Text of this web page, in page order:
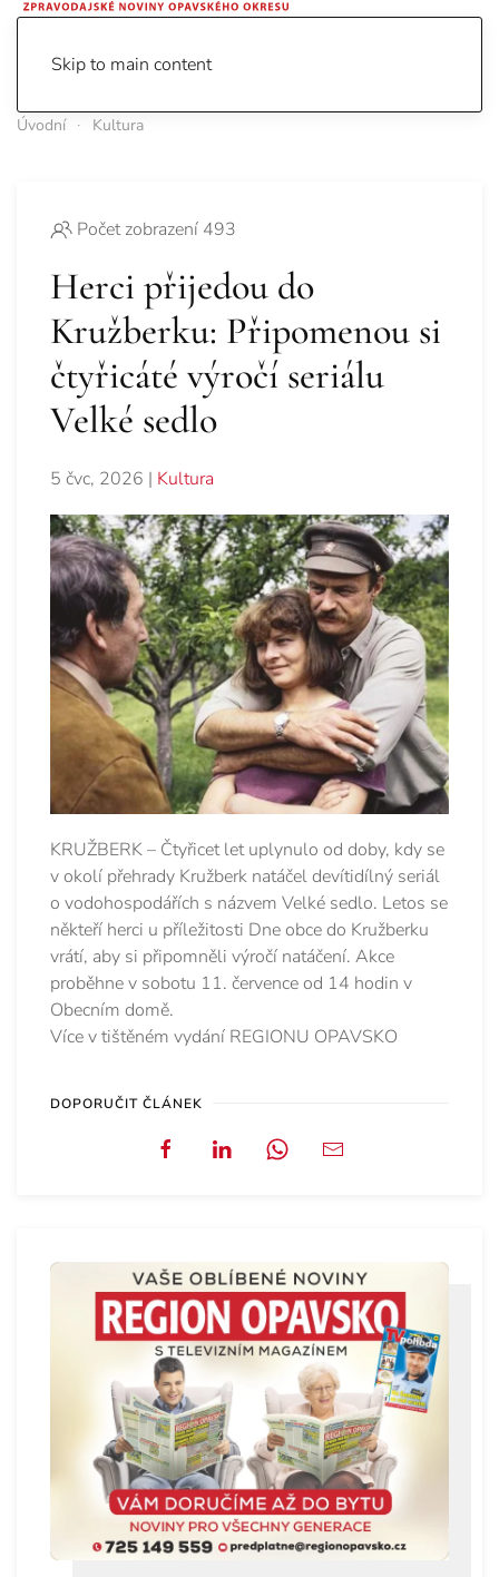
Skip to main content
Úvodní Kultura
Počet zobrazení 493
Herci přijedou do
Kružberku: Připomenou si
čtyřicáté výročí seriálu
Velké sedlo
5 čvc, 2026 | Kultura
KRUŽBERK – Čtyřicet let uplynulo od doby, kdy se
v okolí přehrady Kružberk natáčel devítidílný seriál
o vodohospodářích s názvem Velké sedlo. Letos se
někteří herci u příležitosti Dne obce do Kružberku
vrátí, aby si připomněli výročí natáčení. Akce
proběhne v sobotu 11. července od 14 hodin v
Obecním domě.
Více v tištěném vydání REGIONU OPAVSKO
DOPORUČIT ČLÁNEK